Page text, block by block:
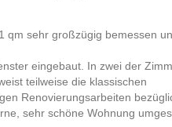
qm sehr großzügig bemessen
eingebaut. In zwei der
teilweise die klassischen
Renovierungsarbeiten
sehr schöne Wohnung